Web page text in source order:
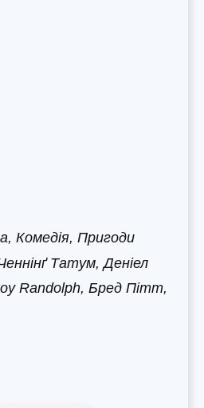
Комедія, Пригоди
Татум, Деніел
Randolph, Бред Пітт,